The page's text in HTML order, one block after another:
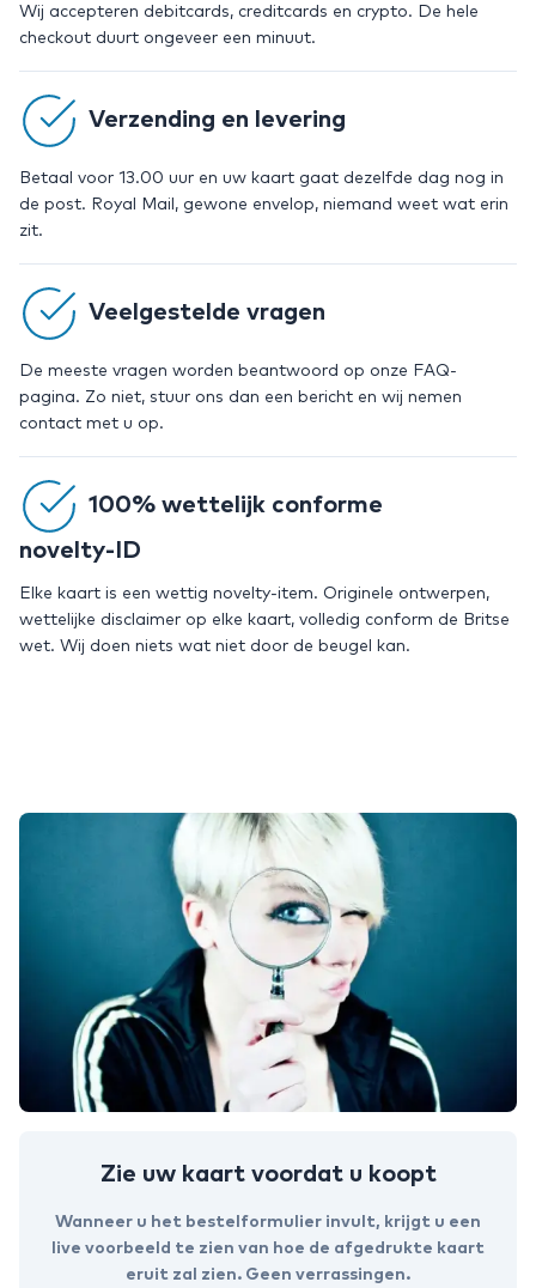
Wij accepteren debitcards, creditcards en crypto. De hele
checkout duurt ongeveer een minuut.
Verzending en levering
Betaal voor 13.00 uur en uw kaart gaat dezelfde dag nog in
de post. Royal Mail, gewone envelop, niemand weet wat erin
zit.
Veelgestelde vragen
De meeste vragen worden beantwoord op onze FAQ-
pagina. Zo niet, stuur ons dan een bericht en wij nemen
contact met u op.
100% wettelijk conforme
novelty-ID
Elke kaart is een wettig novelty-item. Originele ontwerpen,
wettelijke disclaimer op elke kaart, volledig conform de Britse
wet. Wij doen niets wat niet door de beugel kan.
Zie uw kaart voordat u koopt
Wanneer u het bestelformulier invult, krijgt u een
live voorbeeld te zien van hoe de afgedrukte kaart
eruit zal zien. Geen verrassingen.